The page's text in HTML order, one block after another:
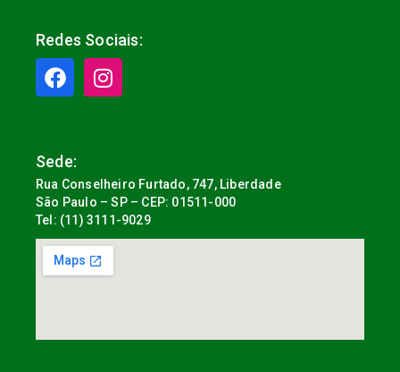
Redes Sociais:
Sede:
Rua Conselheiro Furtado, 747, Liberdade
São Paulo – SP – CEP: 01511-000
Tel: (11) 3111-9029